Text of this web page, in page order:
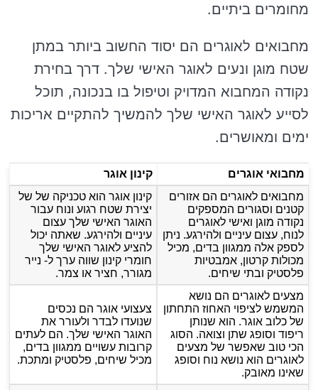
מחומרים ביתיים.
מחבואים לאוגרים הם יסוד החשוב ביותר במתן
שטח מוגן ונעים לאוגר האישי שלך. דרך בחירת
נקודה המחבוא המדויק וטיפול בו בנכונה, תוכל
לסייע לאוגר האישי שלך להמשיך להתקיים אריכות
ימים ומאושרים.
מחבואי אוגרים
קינון אוגר
מחבואים לאוגרים הם אזורים
קטנים וסגורים המספקים
נקודה מוגן ואישי לאוגרים
לנוח, עצום עיניים ולהירגע. ניתן
לספק אלה ממגוון בדים, מכיל
מכולות קרטון, אמבטיות
פלסטיק ובתי שיחים.
קינון אוגר הוא טכניקה של של
יצירת שטח רגוע ונוח עבור
האוגר האישי שלך עצום
עיניים ולהירגע. שאתה יכול
להציע לאוגר האישי שלך
חומרי קינון שווה ערך ל- נייר
מגורר, חציר או צמר.
מצעים לאוגרים הם נושא
המשמש לציפוי האחוז התחתון
של כלוב אוגר. הוא שנותן
ריפוד וסופג שתן וצואה. הסוג
הכי טוב שאפשר של מצעים
לאוגרים הוא נושא נוח וסופג
שאינו מאובק.
צעצועי אוגר הם נכסים
שנועדו לבדר ולעורר את
האוגר האישי שלך. הם לעתים
קרובות עשויים ממגוון בדים,
מכיל שיחים, פלסטיק ומתכת.